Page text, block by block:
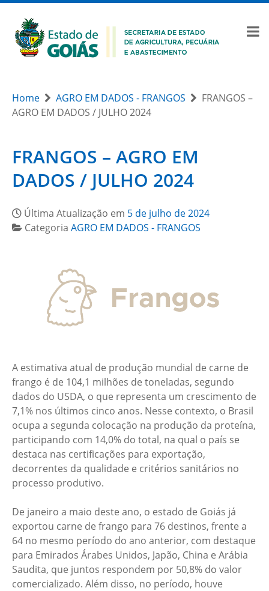
Home AGRO EM DADOS - FRANGOS
FRANGOS –
AGRO EM DADOS / JULHO 2024
FRANGOS – AGRO EM
DADOS / JULHO 2024
Última Atualização em 5 de julho de 2024
Categoria AGRO EM DADOS - FRANGOS
A estimativa atual de produção mundial de carne de
frango é de 104,1 milhões de toneladas, segundo
dados do USDA, o que representa um crescimento de
7,1% nos últimos cinco anos. Nesse contexto, o Brasil
ocupa a segunda colocação na produção da proteína,
participando com 14,0% do total, na qual o país se
destaca nas certificações para exportação,
decorrentes da qualidade e critérios sanitários no
processo produtivo.
De janeiro a maio deste ano, o estado de Goiás já
exportou carne de frango para 76 destinos, frente a
64 no mesmo período do ano anterior, com destaque
para Emirados Árabes Unidos, Japão, China e Arábia
Saudita, que juntos respondem por 50,8% do valor
comercializado. Além disso, no período, houve